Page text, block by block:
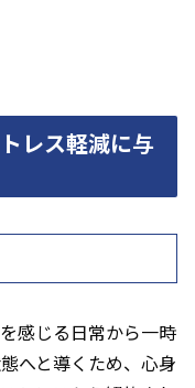
レス軽減に与
感じる日常から一時
へと導くため、心身